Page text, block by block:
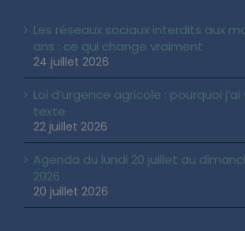
Les réseaux sociaux interdits aux
ans : ce qui change vraiment
24 juillet 2026
Loi d’urgence agricole : pourquoi
texte
22 juillet 2026
Agenda du lundi 20 juillet au
2026
20 juillet 2026